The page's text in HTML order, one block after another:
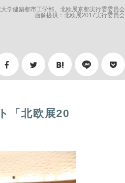
学建築都市工学部、北欧展京都実行委委員会
画像提供：北欧展2017実行委員会
「北欧展20